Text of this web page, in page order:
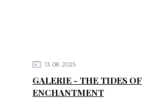
13 08 2025
GALERIE - THE TIDES OF
ENCHANTMENT